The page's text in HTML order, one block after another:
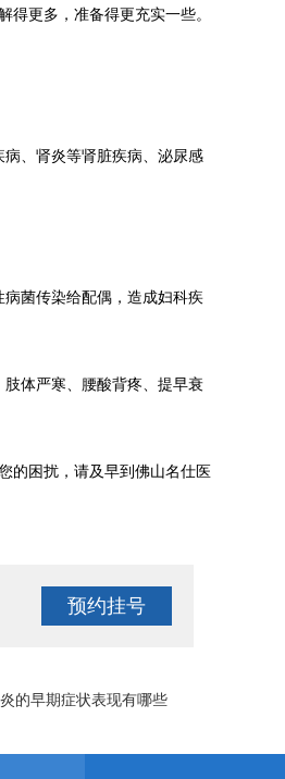
更多，准备得更充实一些。
、肾炎等肾脏疾病、泌尿感
菌传染给配偶，造成妇科疾
体严寒、腰酸背疼、提早衰
的困扰，请及早到佛山名仕医
预约挂号
的早期症状表现有哪些